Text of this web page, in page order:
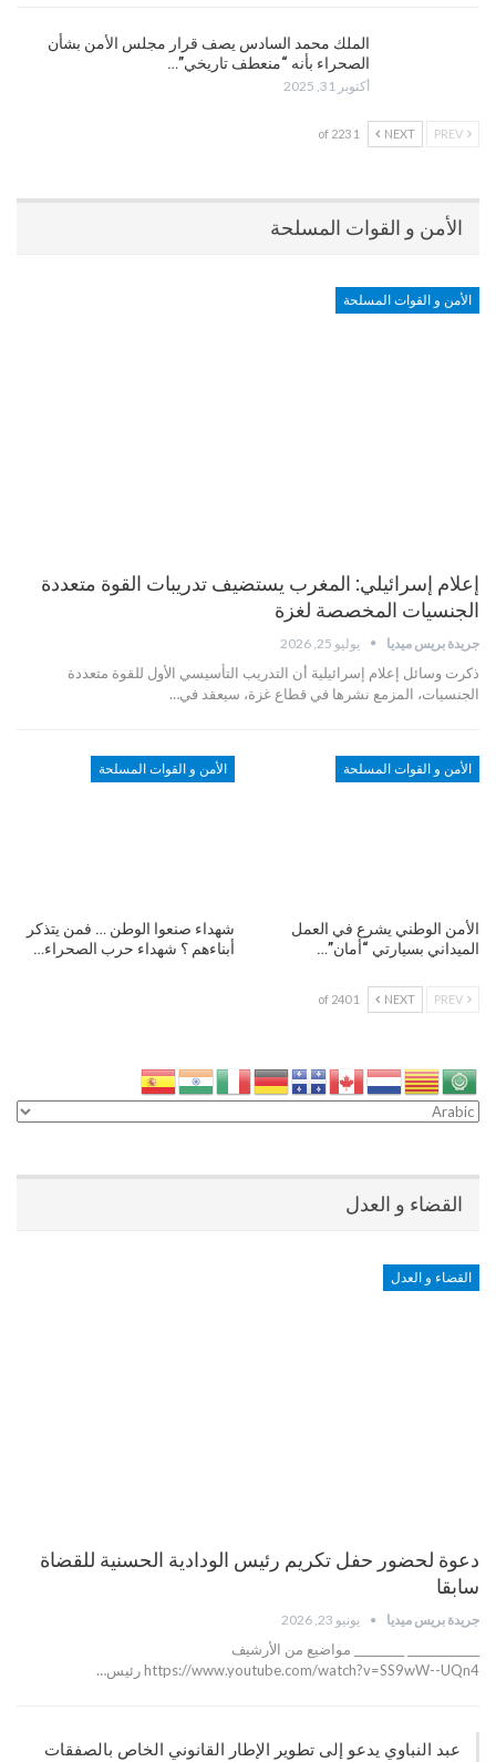
الملك محمد السادس يصف قرار مجلس الأمن بشأن
الصحراء بأنه “منعطف تاريخي”…
أكتوبر 31, 2025
NEXT
1 of 223
الأمن و القوات المسلحة
الأمن و القوات المسلحة
إعلام إسرائيلي: المغرب يستضيف تدريبات القوة متعددة
الجنسيات المخصصة لغزة
جريدة بريس ميديا يوليو 25, 2026
ذكرت وسائل إعلام إسرائيلية أن التدريب التأسيسي الأول للقوة متعددة
الجنسيات، المزمع نشرها في قطاع غزة، سيعقد في…
الأمن و القوات المسلحة
الأمن الوطني يشرع في العمل
الميداني بسيارتي “أمان”…
الأمن و القوات المسلحة
شهداء صنعوا الوطن … فمن يتذكر
أبناءهم ؟ شهداء حرب الصحراء…
NEXT
1 of 240
القضاء و العدل
القضاء و العدل
دعوة لحضور حفل تكريم رئيس الودادية الحسنية للقضاة
سابقا
جريدة بريس ميديا يونيو 23, 2026
_____________ _________ مواضيع من الأرشيف
https://www.youtube.com/watch?v=SS9wW--UQn4 رئيس…
عبد النباوي يدعو إلى تطوير الإطار القانوني الخاص بالصفقات